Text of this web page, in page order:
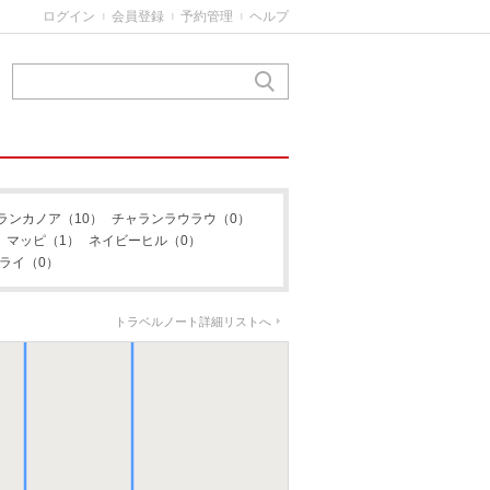
ンカノア （10） チャランラウラウ （0）
マッピ （1） ネイビーヒル （0）
イ （0）
トラベルノート詳細リストへ
ログイン 会員登録 予約管理 ヘルプ